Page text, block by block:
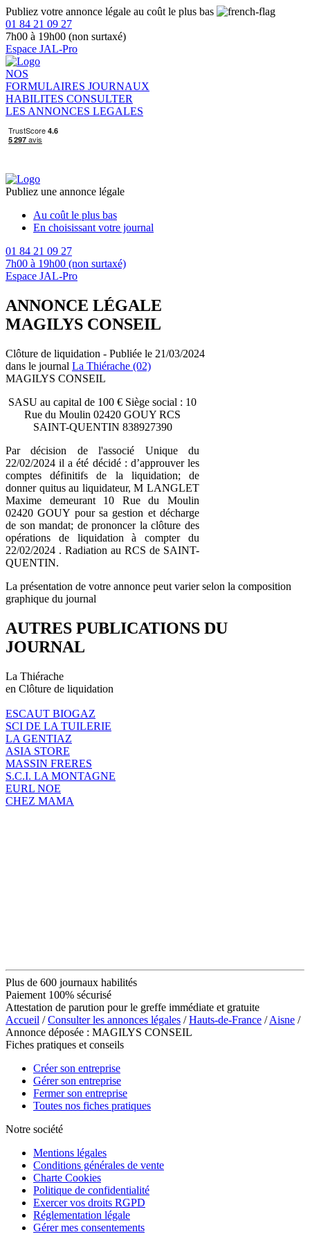
Publiez votre annonce légale au coût le plus bas
01 84 21 09 27
7h00 à 19h00 (non surtaxé)
Espace JAL-Pro
NOS
FORMULAIRES JOURNAUX
HABILITES CONSULTER
LES ANNONCES LEGALES
Publiez une annonce légale
Au coût le plus bas
En choisissant votre journal
01 84 21 09 27
7h00 à 19h00 (non surtaxé)
Espace JAL-Pro
ANNONCE LÉGALE
MAGILYS CONSEIL
Clôture de liquidation - Publiée le 21/03/2024
dans le journal La Thiérache (02)
MAGILYS CONSEIL
SASU au capital de 100 € Siège social : 10
Rue du Moulin 02420 GOUY RCS
SAINT-QUENTIN 838927390
Par décision de l'associé Unique du
22/02/2024 il a été décidé : d’approuver les
comptes définitifs de la liquidation; de
donner quitus au liquidateur, M LANGLET
Maxime demeurant 10 Rue du Moulin
02420 GOUY pour sa gestion et décharge
de son mandat; de prononcer la clôture des
opérations de liquidation à compter du
22/02/2024 . Radiation au RCS de SAINT-
QUENTIN.
La présentation de votre annonce peut varier selon la composition
graphique du journal
AUTRES PUBLICATIONS DU
JOURNAL
La Thiérache
en Clôture de liquidation
ESCAUT BIOGAZ
SCI DE LA TUILERIE
LA GENTIAZ
ASIA STORE
MASSIN FRERES
S.C.I. LA MONTAGNE
EURL NOE
CHEZ MAMA
Plus de 600 journaux habilités
Paiement 100% sécurisé
Attestation de parution pour le greffe immédiate et gratuite
Accueil /Consulter les annonces légales /Hauts-de-France /Aisne /
Annonce déposée : MAGILYS CONSEIL
Fiches pratiques et conseils
Créer son entreprise
Gérer son entreprise
Fermer son entreprise
Toutes nos fiches pratiques
Notre société
Mentions légales
Conditions générales de vente
Charte Cookies
Politique de confidentialité
Exercer vos droits RGPD
Réglementation légale
Gérer mes consentements